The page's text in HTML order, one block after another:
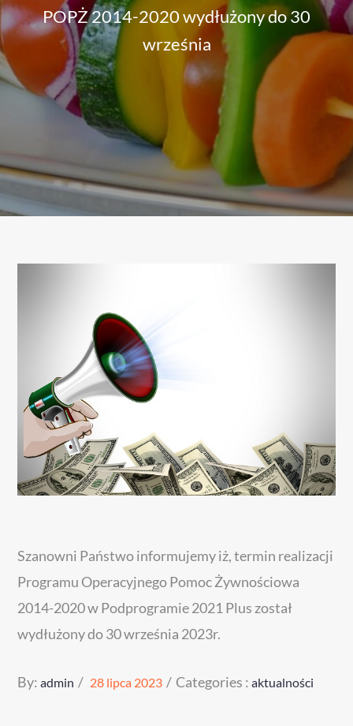
POPŻ 2014-2020 wydłużony do 30
września
Szanowni Państwo informujemy iż, termin realizacji
Programu Operacyjnego Pomoc Żywnościowa
2014-2020 w Podprogramie 2021 Plus został
wydłużony do 30 września 2023r.
By:admin
Posted
28 lipca 2023
Categories
Categories :aktualności